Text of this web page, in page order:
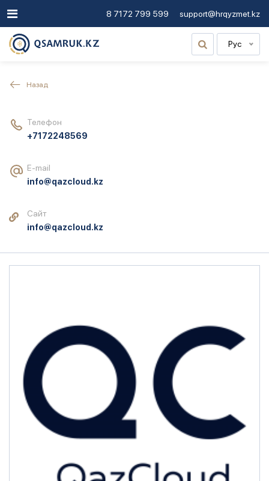
8 7172 799 599 support@hrqyzmet.kz
Рус
Назад
Телефон
+7172248569
E-mail
info@qazcloud.kz
Сайт
info@qazcloud.kz